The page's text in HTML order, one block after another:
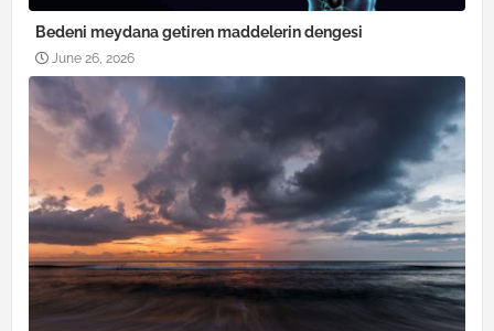
Bedeni meydana getiren maddelerin dengesi
June 26, 2026